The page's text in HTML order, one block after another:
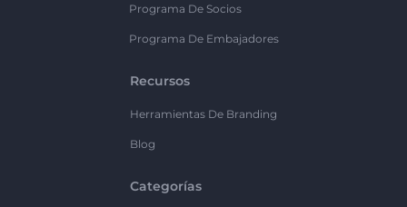
Programa De Socios
Programa De Embajadores
Recursos
Herramientas De Branding
Blog
Categorías